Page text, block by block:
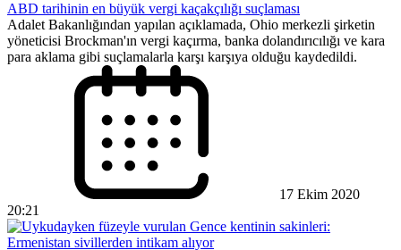
ABD tarihinin en büyük vergi kaçakçılığı suçlaması
Adalet Bakanlığından yapılan açıklamada, Ohio merkezli şirketin
yöneticisi Brockman'ın vergi kaçırma, banka dolandırıcılığı ve kara
para aklama gibi suçlamalarla karşı karşıya olduğu kaydedildi.
17 Ekim 2020
20:21